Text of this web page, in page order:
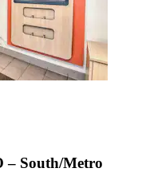
– South/Metro